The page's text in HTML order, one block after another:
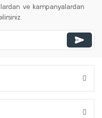
ve kampanyalardan